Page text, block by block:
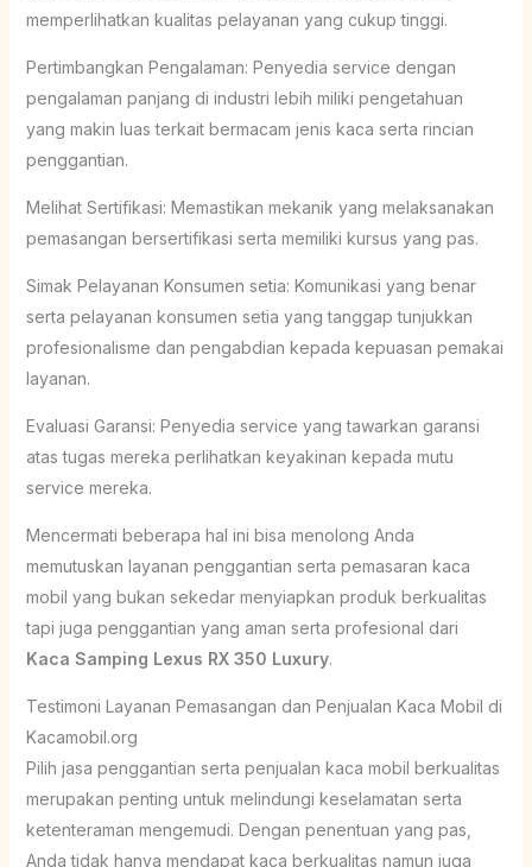
memperlihatkan kualitas pelayanan yang cukup tinggi.
Pertimbangkan Pengalaman: Penyedia service dengan
pengalaman panjang di industri lebih miliki pengetahuan
yang makin luas terkait bermacam jenis kaca serta rincian
penggantian.
Melihat Sertifikasi: Memastikan mekanik yang melaksanakan
pemasangan bersertifikasi serta memiliki kursus yang pas.
Simak Pelayanan Konsumen setia: Komunikasi yang benar
serta pelayanan konsumen setia yang tanggap tunjukkan
profesionalisme dan pengabdian kepada kepuasan pemakai
layanan.
Evaluasi Garansi: Penyedia service yang tawarkan garansi
atas tugas mereka perlihatkan keyakinan kepada mutu
service mereka.
Mencermati beberapa hal ini bisa menolong Anda
memutuskan layanan penggantian serta pemasaran kaca
mobil yang bukan sekedar menyiapkan produk berkualitas
tapi juga penggantian yang aman serta profesional dari
Kaca Samping Lexus RX 350 Luxury.
Testimoni Layanan Pemasangan dan Penjualan Kaca Mobil di
Kacamobil.org
Pilih jasa penggantian serta penjualan kaca mobil berkualitas
merupakan penting untuk melindungi keselamatan serta
ketenteraman mengemudi. Dengan penentuan yang pas,
Anda tidak hanya mendapat kaca berkualitas namun juga